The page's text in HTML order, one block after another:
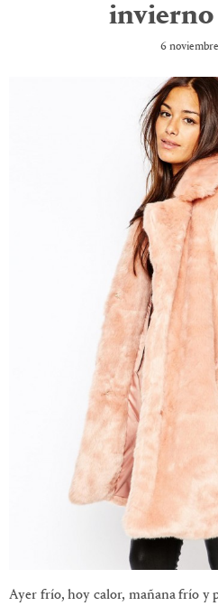
invierno
6
Ayer frío, hoy calor, mañana frío y